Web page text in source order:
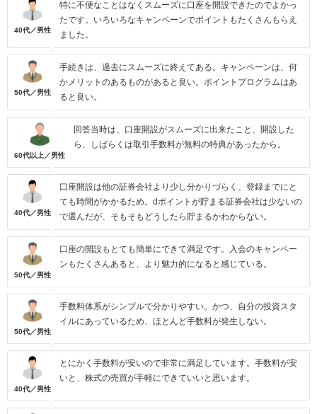
40代／男性
特に不便なことはなくスムーズに口座を開設できたのでよかっ
たです。いろいろなキャンペーンでポイントもたくさんもらえ
ました。
50代／男性
手続きは、過去にスムーズに終えてある。キャンペーンは、何
かメリットのあるものがあると良い。ポイントプログラムはあ
ると良い。
60代以上／男性
回答当時は、口座開設がスムーズに出来たこと、開設した
ら、しばらくは取引手数料が無料の特典があったから。
40代／男性
口座開設は他の証券会社より少し分かりづらく、登録までにと
ても時間がかかるため。dポイントが貯まる証券会社は少ないの
で選んだが、そもそもどうしたら貯まるかわからない。
50代／男性
口座の開設もとても簡単にできて満足です。入会のキャンペー
ンもたくさんあると、より魅力的になると感じている。
50代／男性
手数料体系がシンプルで分かりやすい。かつ、自分の投資スタ
イルにあっているため、ほとんど手数料が発生しない。
40代／男性
とにかく手数料が安いので非常に満足しています。手数料が安
いと、株式の売買が手軽にできていいと思います。